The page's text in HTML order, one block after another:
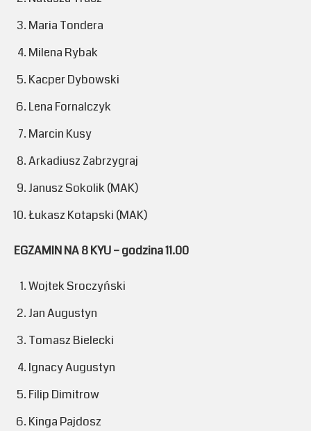
Maria Tondera
Milena Rybak
Kacper Dybowski
Lena Fornalczyk
Marcin Kusy
Arkadiusz Zabrzygraj
Janusz Sokolik (MAK)
Łukasz Kotapski (MAK)
EGZAMIN NA 8 KYU – godzina 11.00
Wojtek Sroczyński
Jan Augustyn
Tomasz Bielecki
Ignacy Augustyn
Filip Dimitrow
Kinga Pajdosz